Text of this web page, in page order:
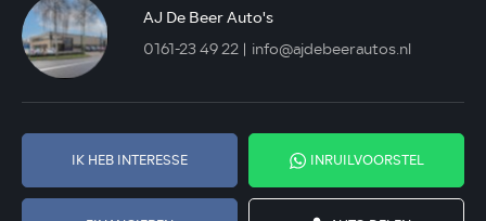
AJ De Beer Auto's
0161-23 49 22
info@ajdebeerautos.nl
IK HEB INTERESSE INRUILVOORSTEL